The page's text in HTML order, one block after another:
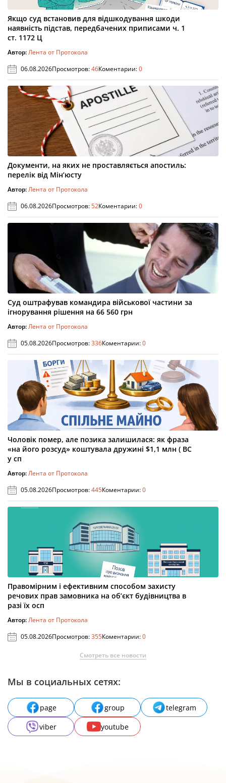
Якщо суд встановив для відшкодування шкоди
наявність підстав, передбачених приписами ч. 1
ст. 1172 Ц
Автор:Лента от Протокола
06.08.2026Просмотров:46Коментарии:0
Документи, на яких не проставляється апостиль:
перелік від Мін’юсту
Автор:Лента от Протокола
06.08.2026Просмотров:52Коментарии:0
Суд оштрафував командира військової частини за
ігнорування рішення на 66 560 грн
Автор:Лента от Протокола
05.08.2026Просмотров:336Коментарии:0
Чоловік помер, але позика залишилася: як фраза
«на його розсуд» коштувала дружині $1,1 млн ( ВС
у сп
Автор:Лента от Протокола
05.08.2026Просмотров:445Коментарии:0
Правомірним і ефективним способом захисту
речових прав замовника на об’єкт будівництва в
разі їх осп
Автор:Лента от Протокола
05.08.2026Просмотров:355Коментарии:0
Смотреть все новости
Мы в социальных сетях:
page group
telegram
viber
youtube